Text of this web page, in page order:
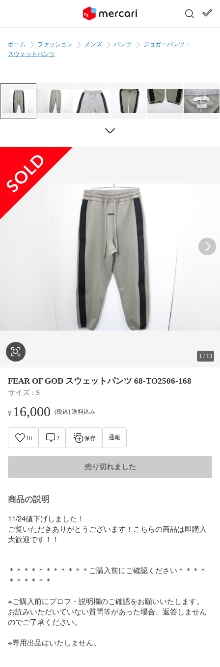
ホーム ファッション メンズ パンツ
ジョガーパンツ・
スウェットパンツ
1 / 13
FEAR OF GOD スウェットパンツ 68-TO2506-168
サイズ : S
¥ 16,000 (税込) 送料込み
10 2 保存 通報
売り切れました
商品の説明
11/24値下げしました！
ご覧いただきありがとうございます！こちらの商品は即購入
大歓迎です！！
＊＊＊＊＊＊＊＊＊＊＊ご購入前にご確認ください＊＊＊＊
＊＊＊＊＊＊
※ご購入前にプロフ・説明欄のご確認をお願いいたします。
お読みいただいていない質問等があった場合、返答しません
のでご了承ください。
※専用出品はいたしません。